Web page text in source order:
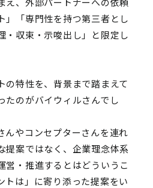
」「専門性を持つ第三者とし
・収束・示唆出し」と限定し
の特性を、背景まで踏まえて
たのがバイウィルさんでし
んやコンセプターさんを連れ
提案ではなく、企業理念体系
営・推進するとはどういうこ
トは」に寄り添った提案をい